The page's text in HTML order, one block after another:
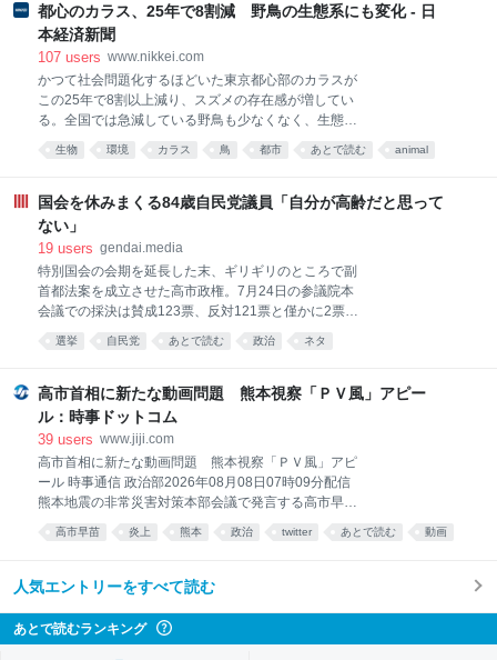
時半ごろの間、上天草市の住宅から時価3万円相当の
室外機を盗んだとしている。 住民は同28日の地震発生
後、近隣の店舗駐車場で車中泊避難。同31日に帰宅し
都心のカラス、25年で8割減 野鳥の生態系にも変化 - 日
本経済新聞
107 users www.nikkei.com
かつて社会問題化するほどいた東京都心部のカラスが
この25年で8割以上減り、スズメの存在感が増してい
る。全国では急減している野鳥も少なくなく、生態系
が変わってきた。「20年ほど前はごみをあさっている
カラスがたくさんいて怖かったが、今はほとんど見な
る。民間研究グループの都市鳥研究会が5年ごとに都
心3カ所で実施した調査によると、2025年にカラスの
数
生物 環境 カラス 鳥 都市 あとで読む animal
国会を休みまくる84歳自民党議員「自分が高齢だと思って
ない」
19 users gendai.media
特別国会の会期を延長した末、ギリギリのところで副
首都法案を成立させた高市政権。7月24日の参議院本
会議での採決は賛成123票、反対121票と僅かに2票差
だった。 参議院の定数は248で、れいわ新選組の山本
太郎氏が体調問題を理由に今年1月に議員辞職をした
議長を務める関口昌一氏を除くと、他に2人の欠席者
がいた。1人は盲腸で入院中だった高橋克法議員（自
民党）で、もう1人が自民党の山崎正昭議員（84歳）
院議員がいた…！本会議31回で出席わずか５回、”国会
の欠席王”と呼ばれる「自民党の重鎮」の呆れた言い
分』より続く。 本人は「至って健康だ」と語っていた
山崎氏は当選6回。2013年8月から2016年7月まで約3
選挙 自民党 あとで読む 政治 ネタ
高市首相に新たな動画問題 熊本視察「ＰＶ風」アピー
ル：時事ドットコム
39 users www.jiji.com
高市首相に新たな動画問題 熊本視察「ＰＶ風」アピ
ール 時事通信 政治部2026年08月08日07時09分配信
熊本地震の非常災害対策本部会議で発言する高市早苗
首相＝７日午後、首相官邸 高市早苗首相が３日に行っ
た熊本地震の被災地視察の様子を首相官邸が約２分に
の音楽を付けた演出に「首相のプロモーションビデオ
の陣営による中傷動画疑惑で批判を浴びており、動画
を巡る問題が再び浮上した格好だ。 高市首相、熊本被
高市早苗 炎上 熊本 政治 twitter あとで読む 動画
人気エントリーをすべて読む
あとで読むランキング